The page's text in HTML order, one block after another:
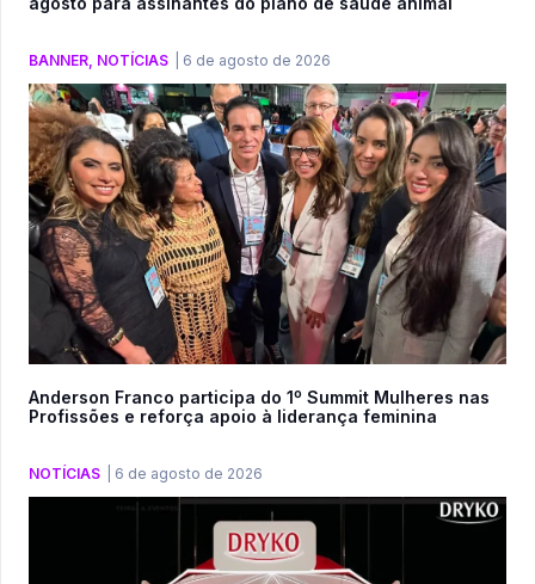
BANNER, NOTÍCIAS 6 de agosto de 2026
Anderson Franco participa do 1º Summit Mulheres nas
Profissões e reforça apoio à liderança feminina
NOTÍCIAS 6 de agosto de 2026